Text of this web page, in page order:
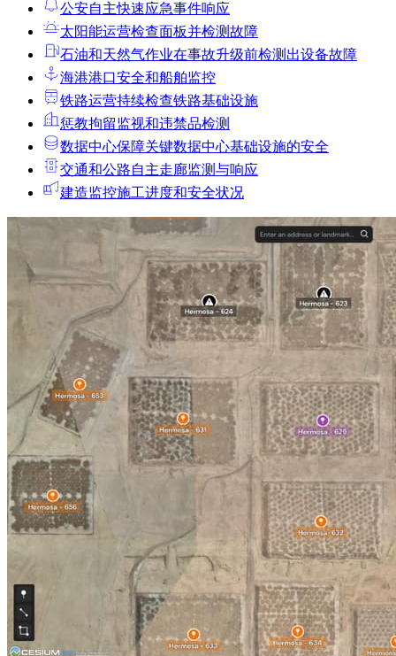
公安自主快速应急事件响应
太阳能运营检查面板并检测故障
石油和天然气作业在事故升级前检测出设备故障
海港港口安全和船舶监控
铁路运营持续检查铁路基础设施
惩教拘留监视和违禁品检测
数据中心保障关键数据中心基础设施的安全
交通和公路自主走廊监测与响应
建造监控施工进度和安全状况